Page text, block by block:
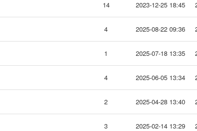
14 2023-12-25 18:45
4 2025-08-22 09:36
1 2025-07-18 13:35
4 2025-06-05 13:34
2 2025-04-28 13:40
3 2025-02-14 13:29